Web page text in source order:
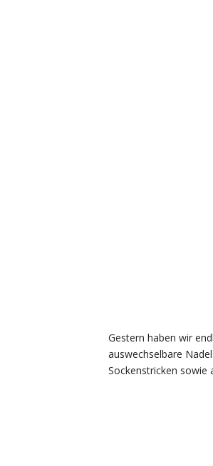
Gestern haben wir
auswechselbare
Sockenstricken sowie